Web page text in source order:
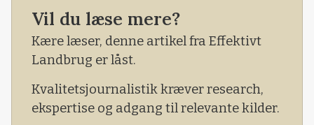
pasta.
Fakta er nemlig, at for milliarder af mennesker
er ris den allervigtigste spise, efterfulgt af majs
med flere globalt kun fylder meget lidt i vores
kost.
Vil du læse mere?
Kære læser, denne artikel fra Effektivt
Landbrug er låst.
Kvalitetsjournalistik kræver research,
ekspertise og adgang til relevante kilder.